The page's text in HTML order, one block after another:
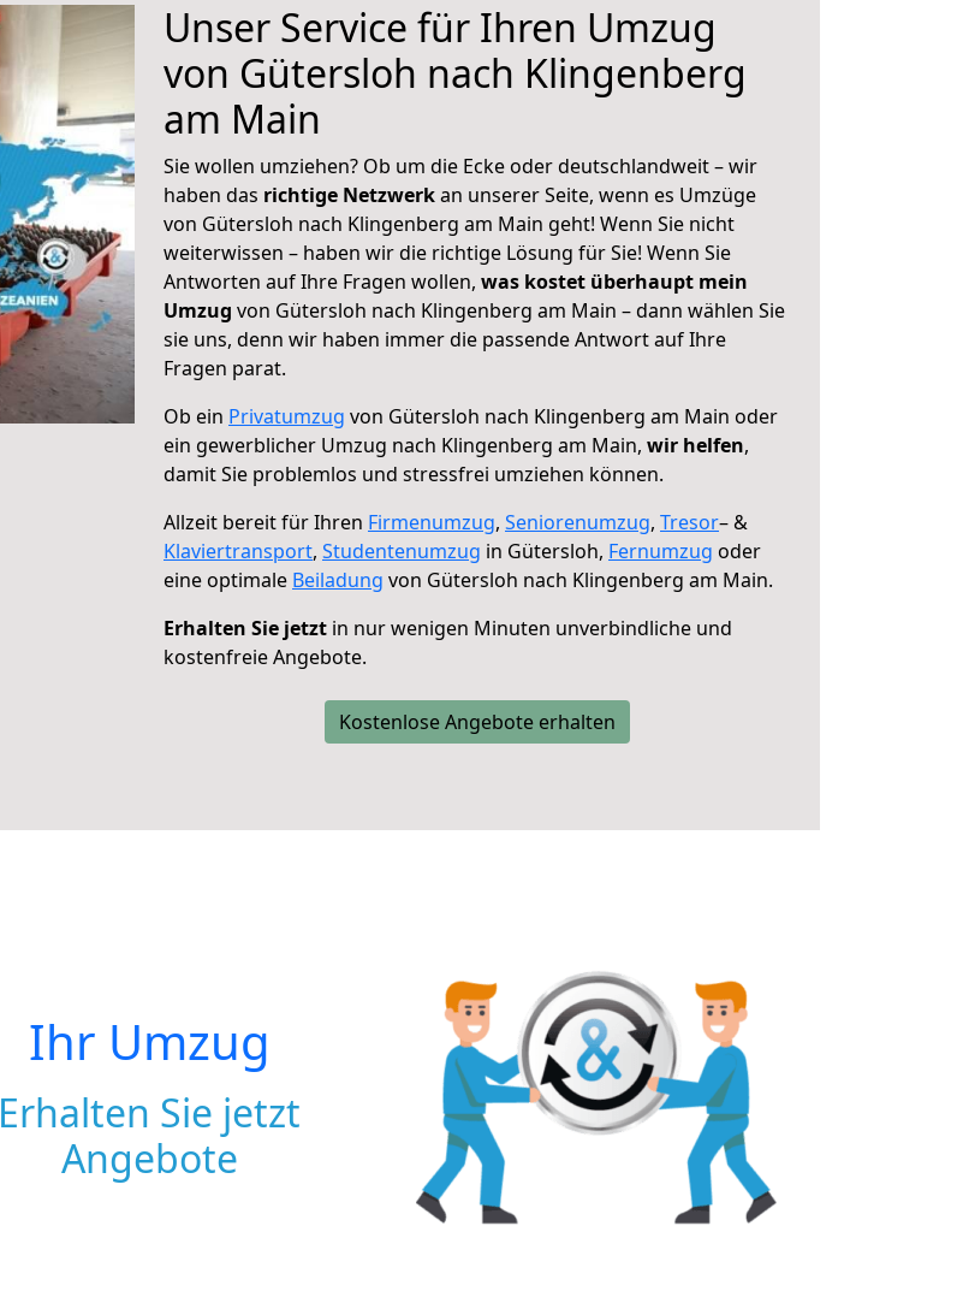
Unser Service für Ihren Umzug
von Gütersloh nach Klingenberg
am Main
Sie wollen umziehen? Ob um die Ecke oder deutschlandweit – wir
haben das richtige Netzwerkan unserer Seite, wenn es Umzüge
von Gütersloh nach Klingenberg am Main geht! Wenn Sie nicht
weiterwissen – haben wir die richtige Lösung für Sie! Wenn Sie
Antworten auf Ihre Fragen wollen, was kostet überhaupt mein
Umzug von Gütersloh nach Klingenberg am Main – dann wählen Sie
sie uns, denn wir haben immer die passende Antwort auf Ihre
Fragen parat.
Ob ein Privatumzug von Gütersloh nach Klingenberg am Main oder
ein gewerblicher Umzug nach Klingenberg am Main, wir helfen,
damit Sie problemlos und stressfrei umziehen können.
Allzeit bereit für Ihren Firmenumzug, Seniorenumzug, Tresor– &
Klaviertransport, Studentenumzug in Gütersloh, Fernumzug oder
eine optimale Beiladung von Gütersloh nach Klingenberg am Main.
Erhalten Sie jetzt in nur wenigen Minuten unverbindliche und
kostenfreie Angebote.
Kostenlose Angebote erhalten
Ihr Umzug
Erhalten Sie jetzt
Angebote